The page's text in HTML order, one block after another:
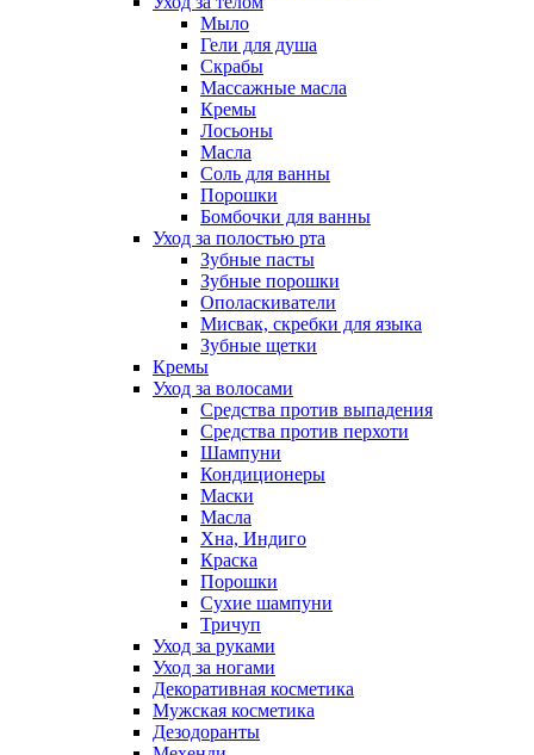
Мыло
Гели для душа
Скрабы
Массажные масла
Кремы
Лосьоны
Масла
Соль для ванны
Порошки
Бомбочки для ванны
Уход за полостью рта
Зубные пасты
Зубные порошки
Ополаскиватели
Мисвак, скребки для языка
Зубные щетки
Кремы
Уход за волосами
Средства против выпадения
Средства против перхоти
Шампуни
Кондиционеры
Маски
Масла
Хна, Индиго
Краска
Порошки
Сухие шампуни
Тричуп
Уход за руками
Уход за ногами
Декоративная косметика
Мужская косметика
Дезодоранты